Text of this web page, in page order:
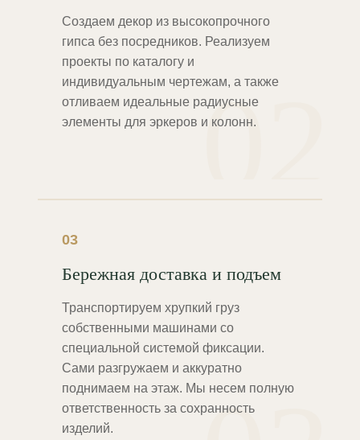
02
Создаем декор из высокопрочного
гипса без посредников. Реализуем
проекты по каталогу и
индивидуальным чертежам, а также
отливаем идеальные радиусные
элементы для эркеров и колонн.
03
Бережная доставка и подъем
Транспортируем хрупкий груз
собственными машинами со
специальной системой фиксации.
Сами разгружаем и аккуратно
поднимаем на этаж. Мы несем полную
ответственность за сохранность
изделий.